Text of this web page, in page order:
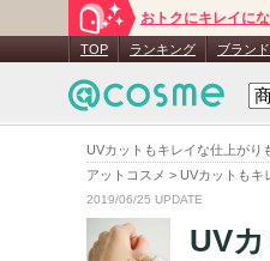
UVカットもキレイな仕上がり
アットコスメ > UVカットもキ
おトクにキレイに
TOP ランキング ブランド
2019/06/25 UPDATE
UV